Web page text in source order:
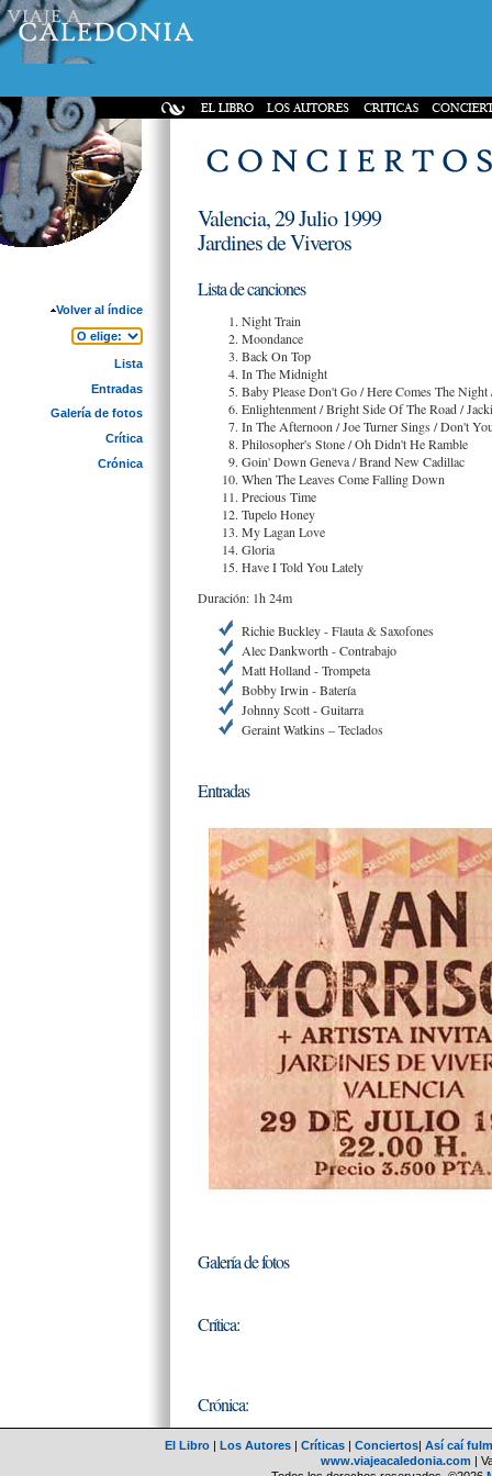
Volver al índice
Lista
Entradas
Galería de fotos
Crítica
Crónica
Valencia, 29 Julio 1999
Jardines de Viveros
Lista de canciones
Night Train
Moondance
Back On Top
In The Midnight
Baby Please Don't Go / Here Comes The
Enlightenment / Bright Side Of The Road /
In The Afternoon / Joe Turner Sings / Don't
Philosopher's Stone / Oh Didn't He Ramble
Goin' Down Geneva / Brand New Cadillac
When The Leaves Come Falling Down
Precious Time
Tupelo Honey
My Lagan Love
Gloria
Have I Told You Lately
Duración: 1h 24m
Richie Buckley - Flauta & Saxofones
Alec Dankworth - Contrabajo
Matt Holland - Trompeta
Bobby Irwin - Batería
Johnny Scott - Guitarra
Geraint Watkins – Teclados
Entradas
Galería de fotos
Crítica:
Crónica:
El Libro | Los Autores | Críticas | Conciertos| Así caí
www.viajeacaledonia.com |